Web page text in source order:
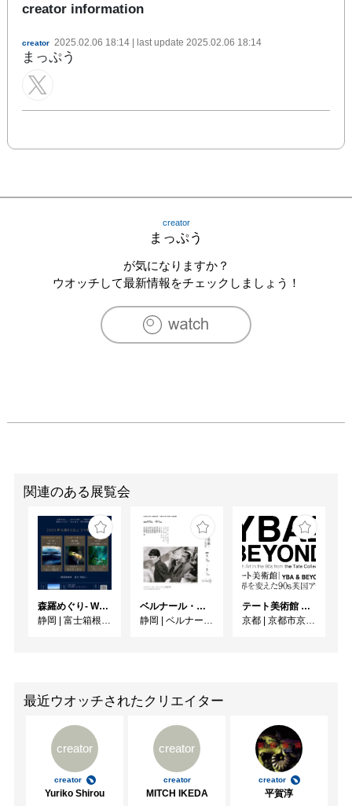
creator information
creator 2025.02.06 18:14 | last update 2025.02.06 18:14
まっぷう
creator
まっぷう
が気になりますか？
ウオッチして最新情報をチェックしましょう！
関連のある展覧会
森羅めぐり- Wandering in Shinra -
静岡 | 富士箱根カントリークラブ
ベルナール・ビュフェと写真 ーカメラがとらえたビュフェとその時代、そして21 世紀へ
静岡 | ベルナール・ビュフェ美術館
テート美術館 ― YBA & BEYOND 世界を変えた90s英国アート
京都 | 京都市京セラ美術館
最近ウオッチされたクリエイター
creator
creator
Yuriko Shirou
creator
creator
MITCH IKEDA
creator
平賀淳